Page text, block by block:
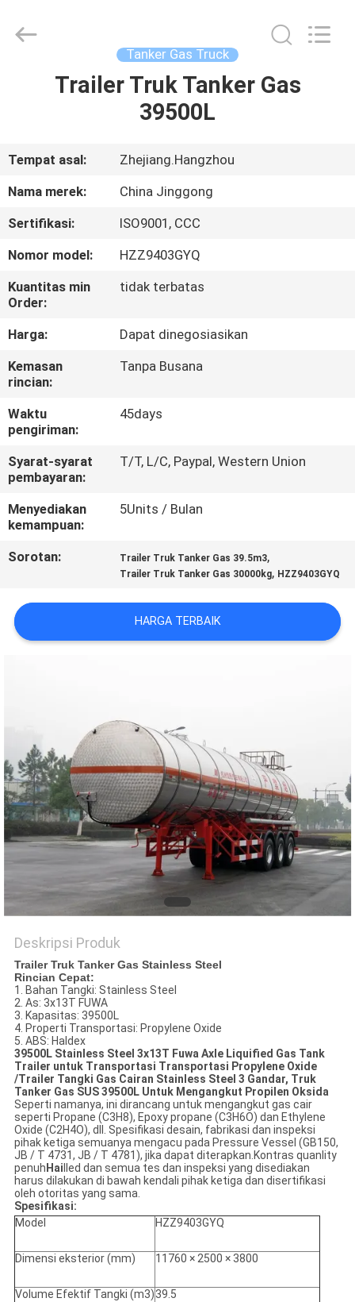
RUMAH
TENTANG
KAMI
TUR
PABRIK
KONTROL
KUALITAS
HUBUNGI
KAMI
PERMINTAAN
PENAWARAN
SITEMAP
PURPOSE
VEHICLE
Tanker Gas Truck
Trailer Truk Tanker Gas
39500L
Tempat asal:
Zhejiang.Hangzhou
Nama merek:
China Jinggong
Sertifikasi:
ISO9001, CCC
Nomor model:
HZZ9403GYQ
Kuantitas min
Order:
tidak terbatas
Harga:
Dapat dinegosiasikan
Kemasan
rincian:
Tanpa Busana
Waktu
pengiriman:
45days
Syarat-syarat
pembayaran:
T/T, L/C, Paypal, Western Union
Menyediakan
kemampuan:
5Units / Bulan
Sorotan: Trailer Truk Tanker Gas 39.5m3,
Trailer Truk Tanker Gas 30000kg, HZZ9403GYQ
HARGA TERBAIK
Deskripsi Produk
Trailer Truk Tanker Gas Stainless Steel
Rincian Cepat:
1. Bahan Tangki: Stainless Steel
2. As: 3x13T FUWA
3. Kapasitas: 39500L
4. Properti Transportasi: Propylene Oxide
5. ABS: Haldex
39500L Stainless Steel 3x13T Fuwa Axle Liquified Gas Tank
Trailer untuk Transportasi Transportasi Propylene Oxide
/Trailer Tangki Gas Cairan Stainless Steel 3 Gandar, Truk
Tanker Gas SUS 39500L Untuk Mengangkut Propilen Oksida
Seperti namanya, ini dirancang untuk mengangkut gas cair
seperti Propane (C3H8), Epoxy propane (C3H6O) dan Ethylene
Oxide (C2H4O), dll. Spesifikasi desain, fabrikasi dan inspeksi
pihak ketiga semuanya mengacu pada Pressure Vessel (GB150,
JB / T 4731, JB / T 4781), jika dapat diterapkan.Kontras quanlity
penuh Hai lled dan semua tes dan inspeksi yang disediakan
harus dilakukan di bawah kendali pihak ketiga dan disertifikasi
oleh otoritas yang sama.
Spesifikasi:
Model
HZZ9403GYQ
Dimensi eksterior (mm) 11760 × 2500 × 3800
Volume Efektif Tangki (m3)39.5